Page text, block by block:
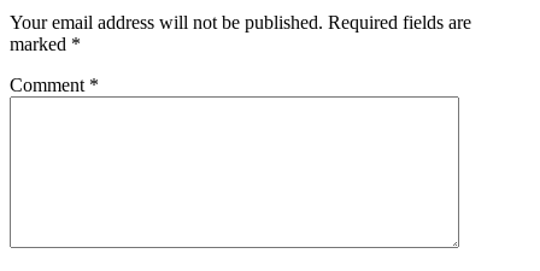
Your email address will not be published. Required fields are
marked *
Comment *